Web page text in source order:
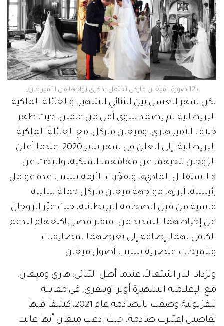
بـ12 صورة.. ميغان ماركل تحتفل بذكرى زواجها من الأمير هاري
لكن شهر العسل بين الثنائي الشهير، والعائلة الملكية
البريطانية لم يصمد سوى أقل من عامين، حيث ظهر
خلاف الأمير هاري، وميغان ماركل، مع العائلة الملكية
البريطانية، إلى العلن في شهر يناير 2020، عندما أعلن
الزوجان تنحيهما عن مهامهما الملكية، والبحث عن
«الاستقلال المادي»، وتفجّرت الأزمة بسبب عدة عوامل
رئيسية، أبرزها مواجهة ميغان ماركل حملة سلبية
قاسية من قبل الصحافة البريطانية، حيث عبّر الزوجان
عن إحباطهما الشديد من افتقار قصر باكنغهام للدعم
الكافي لهما، إضافة إلى تعرضهما لمضايقات
وتلميحات عنصرية بسبب أصول ميغان.
وتزداد النار اشتعالاً، عندما أطل الثنائي: هاري وميغان،
مع الإعلامية الشهيرة أوبرا وينفري، في مقابلة
تلفزيونية وصفت بالصادمة عام 2021، كشفا فيها
تفاصيل اعتبرت صادمة، حيث ادعت ميغان أنها عانت